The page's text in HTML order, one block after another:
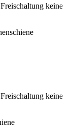
keine
keine